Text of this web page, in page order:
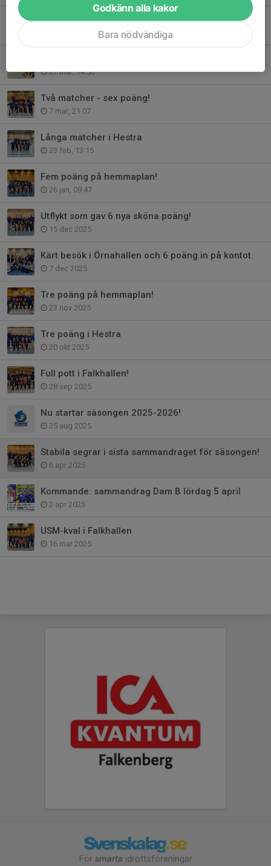
Säsongens sista seger!
27 mar, 14:56
Två matcher - sex poäng!
7 mar, 21:07
Långa matcher i Hestra
23 feb, 13:15
Fem poäng på hemmaplan!
26 jan, 09:47
Utflykt som gav 6 nya sköna poäng!
15 dec 2025
Kärt besök i Örnahallen och 6 poäng in på kontot.
7 dec 2025
Tre poäng på hemmaplan!
23 nov 2025
Tre poäng i Hestra
20 okt 2025
Full pott i Falkhallen!
28 sep 2025
Nu startar säsongen 2025-2026!
25 aug 2025
Stabila segrar i sista sammandraget för säsongen!
6 apr 2025
Kommande: sammandrag Dam B lördag 5 april
2 apr 2025
USM-kval i Falkhallen
16 mar 2025
För smarta idrottsföreningar
Godkänn alla kakor
Bara nödvändiga